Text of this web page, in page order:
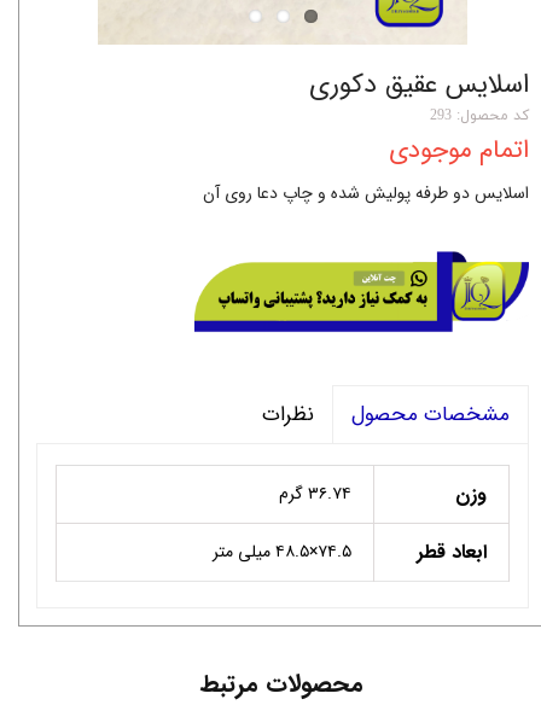
اسلایس عقیق دکوری
کد محصول: 293
اتمام موجودی
اسلایس دو طرفه پولیش شده و چاپ دعا روی آن
مشخصات محصول نظرات
وزن ۳۶.۷۴ گرم
ابعاد قطر ۷۴.۵×۴۸.۵ میلی متر
محصولات مرتبط